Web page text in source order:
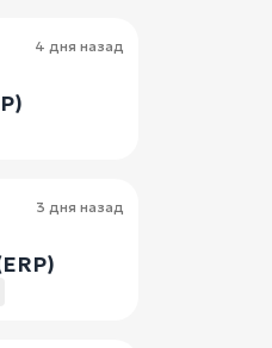
4 дня назад
3 дня назад